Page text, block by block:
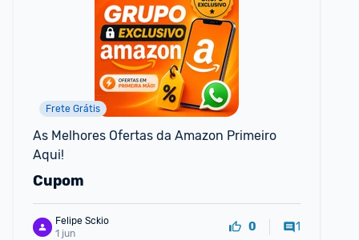
Frete Grátis
As Melhores Ofertas da Amazon Primeiro
Aqui!
Cupom
Felipe Sckio
1 jun
0 1